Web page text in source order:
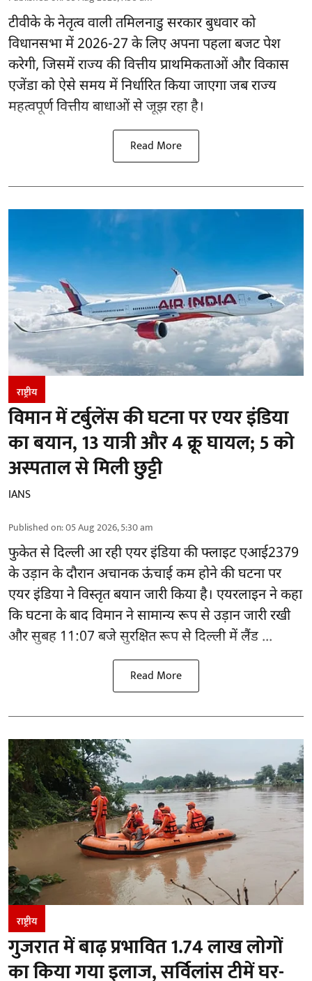
टीवीके के नेतृत्व वालीतमिलनाडु सरकारबुधवार को
विधानसभा में 2026-27 के लिए अपना पहला बजट पेश
करेगी, जिसमें राज्य की वित्तीय प्राथमिकताओं और विकास
एजेंडा को ऐसे समय में निर्धारित किया जाएगा जब राज्य
महत्वपूर्ण वित्तीय बाधाओं से जूझ रहा है।
Read More
राष्ट्रीय
विमान में टर्बुलेंस की घटना पर एयर इंडिया
का बयान, 13 यात्री और 4 क्रू घायल; 5 को
अस्पताल से मिली छुट्टी
IANS
Published on:05 Aug 2026, 5:30 am
फुकेत सेदिल्लीआ रही एयर इंडिया की फ्लाइट एआई2379
के उड़ान के दौरान अचानक ऊंचाई कम होने की घटना पर
एयर इंडिया ने विस्तृत बयान जारी किया है। एयरलाइन ने कहा
कि घटना के बाद विमान ने सामान्य रूप से उड़ान जारी रखी
और सुबह 11:07 बजे सुरक्षित रूप से दिल्ली में लैंड ...
Read More
राष्ट्रीय
गुजरात में बाढ़ प्रभावित 1.74 लाख लोगों
का किया गया इलाज, सर्विलांस टीमें घर-